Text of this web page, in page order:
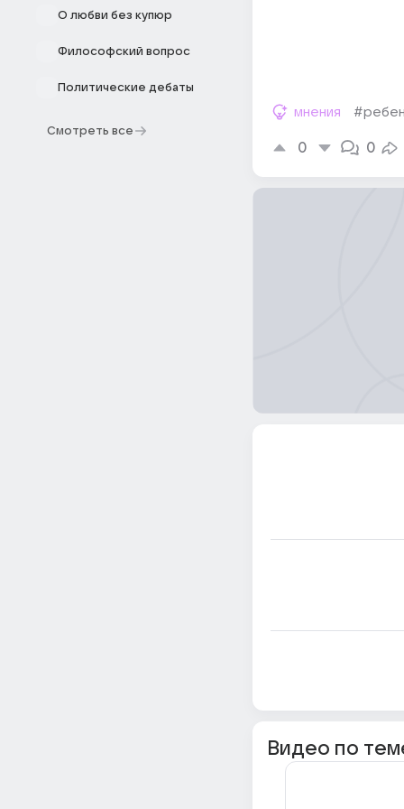
О любви без купюр
Философский вопрос
Политические дебаты
Смотреть все
мнения
0 0
Видео по